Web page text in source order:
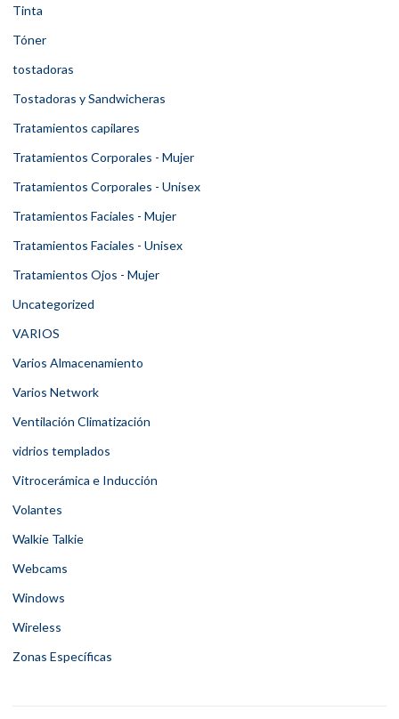
Tinta
Tóner
tostadoras
Tostadoras y Sandwicheras
Tratamientos capilares
Tratamientos Corporales - Mujer
Tratamientos Corporales - Unisex
Tratamientos Faciales - Mujer
Tratamientos Faciales - Unisex
Tratamientos Ojos - Mujer
Uncategorized
VARIOS
Varios Almacenamiento
Varios Network
Ventilación Climatización
vidrios templados
Vitrocerámica e Inducción
Volantes
Walkie Talkie
Webcams
Windows
Wireless
Zonas Específicas